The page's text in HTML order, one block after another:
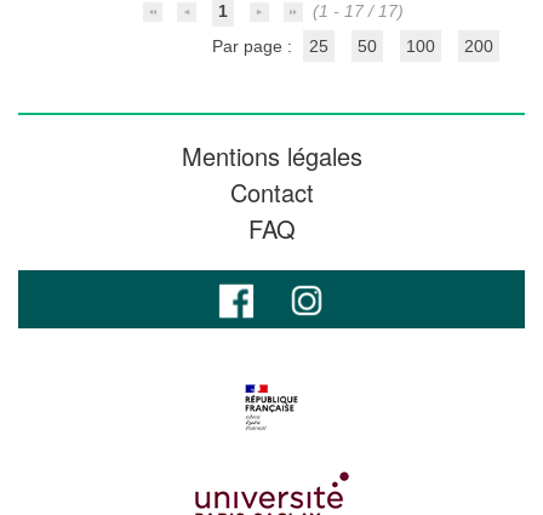
1
(1 - 17 / 17)
Par page :
25 50 100 200
Mentions légales
Contact
FAQ